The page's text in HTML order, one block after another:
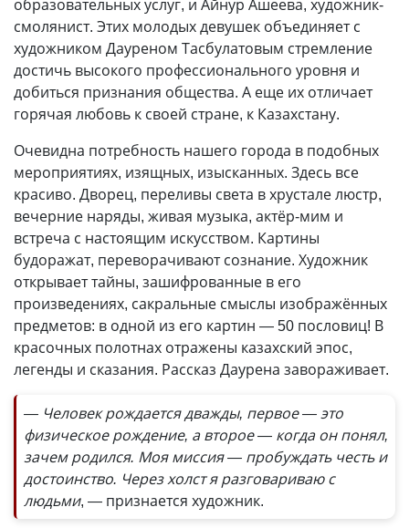
образовательных услуг, и Айнур Ашеева, художник-
смолянист. Этих молодых девушек объединяет с
художником Дауреном Тасбулатовым стремление
достичь высокого профессионального уровня и
добиться признания общества. А еще их отличает
горячая любовь к своей стране, к Казахстану.
Очевидна потребность нашего города в подобных
мероприятиях, изящных, изысканных. Здесь все
красиво. Дворец, переливы света в хрустале люстр,
вечерние наряды, живая музыка, актёр-мим и
встреча с настоящим искусством. Картины
будоражат, переворачивают сознание. Художник
открывает тайны, зашифрованные в его
произведениях, сакральные смыслы изображённых
предметов: в одной из его картин — 50 пословиц! В
красочных полотнах отражены казахский эпос,
легенды и сказания. Рассказ Даурена завораживает.
— Человек рождается дважды, первое — это
физическое рождение, а второе — когда он понял,
зачем родился. Моя миссия — пробуждать честь и
достоинство. Через холст я разговариваю с
людьми, — признается художник.